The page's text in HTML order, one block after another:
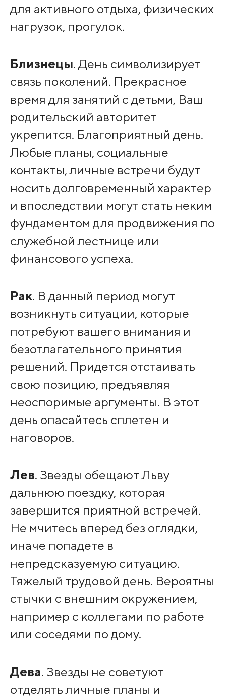
для активного отдыха, физических
нагрузок, прогулок.
Близнецы. День символизирует
связь поколений. Прекрасное
время для занятий с детьми, Ваш
родительский авторитет
укрепится. Благоприятный день.
Любые планы, социальные
контакты, личные встречи будут
носить долговременный характер
и впоследствии могут стать неким
фундаментом для продвижения по
служебной лестнице или
финансового успеха.
Рак. В данный период могут
возникнуть ситуации, которые
потребуют вашего внимания и
безотлагательного принятия
решений. Придется отстаивать
свою позицию, предъявляя
неоспоримые аргументы. В этот
день опасайтесь сплетен и
наговоров.
Лев. Звезды обещают Льву
дальнюю поездку, которая
завершится приятной встречей.
Не мчитесь вперед без оглядки,
иначе попадете в
непредсказуемую ситуацию.
Тяжелый трудовой день. Вероятны
стычки с внешним окружением,
например с коллегами по работе
или соседями по дому.
Дева. Звезды не советуют
отделять личные планы и